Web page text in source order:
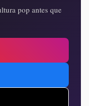
pop antes que